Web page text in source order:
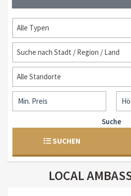
Alle Typen
Suche nach Stadt / Region / Land
Alle Standorte
Suche
SUCHEN
LOCAL